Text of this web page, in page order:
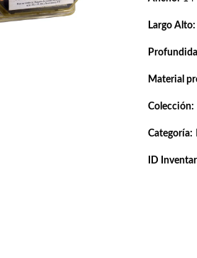
Largo Alto:
Material
Colección:
Categoría:
ID